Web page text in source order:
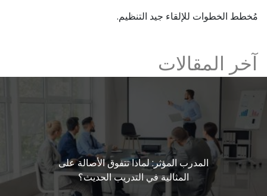
مُخطط الخطوات للإلقاء جيد التنظيم.
آخر المقالات
ما وراء الشرح والعرض: كيف تدمج
"كولب" و"هيرمان" وفورمات لتصميم
تعلم ناجحة